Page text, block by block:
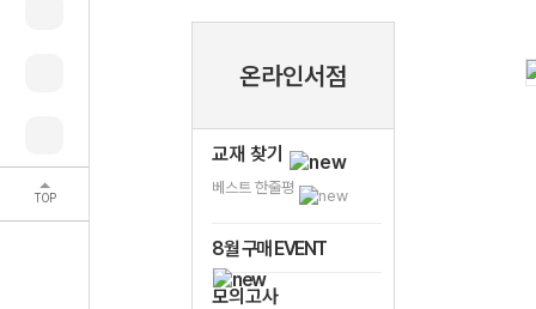
TOP
온라인서점
교재 찾기
베스트 한줄평
8월 구매 EVENT
모의고사